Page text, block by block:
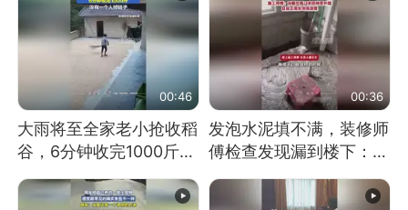
00:46
大雨将至全家老小抢收稻
谷，6分钟收完1000斤，
没有一个人掉链子
00:36
发泡水泥填不满，装修师
傅检查发现漏到楼下：出
风口未延伸到外墙